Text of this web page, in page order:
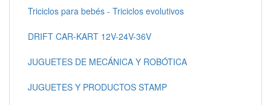
Triciclos para bebés - Triciclos evolutivos
DRIFT CAR-KART 12V-24V-36V
JUGUETES DE MECÁNICA Y ROBÓTICA
JUGUETES Y PRODUCTOS STAMP